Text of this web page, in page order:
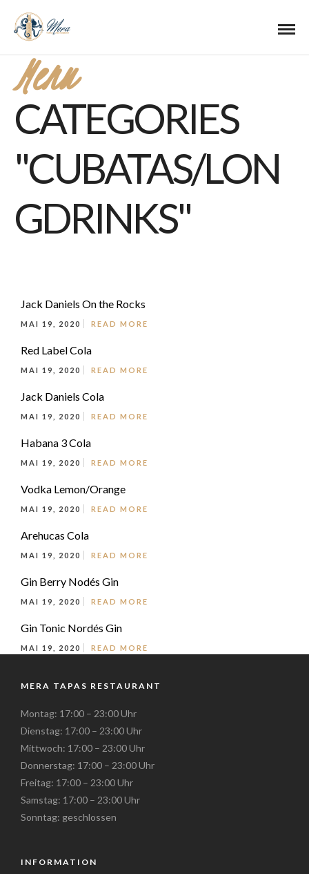
Menu
CATEGORIES
"CUBATAS/LON
GDRINKS"
Jack Daniels On the Rocks
MAI 19, 2020 READ MORE
Red Label Cola
MAI 19, 2020 READ MORE
Jack Daniels Cola
MAI 19, 2020 READ MORE
Habana 3 Cola
MAI 19, 2020 READ MORE
Vodka Lemon/Orange
MAI 19, 2020 READ MORE
Arehucas Cola
MAI 19, 2020 READ MORE
Gin Berry Nodés Gin
MAI 19, 2020 READ MORE
Gin Tonic Nordés Gin
MAI 19, 2020 READ MORE
MERA TAPAS RESTAURANT
Montag: 17:00 – 23:00 Uhr
Dienstag: 17:00 – 23:00 Uhr
Mittwoch: 17:00 – 23:00 Uhr
Donnerstag: 17:00 – 23:00 Uhr
Freitag: 17:00 – 23:00 Uhr
Samstag: 17:00 – 23:00 Uhr
Sonntag: geschlossen
INFORMATION